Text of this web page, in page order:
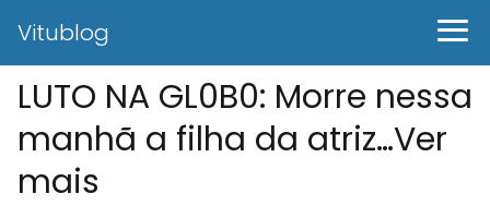
Vitublog
LUTO NA GL0B0: Morre nessa
manhã a filha da atriz…Ver
mais